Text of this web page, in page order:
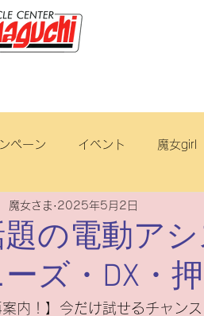
ペーン イベント 魔女girl
試乗車 オフロード
ィールド ブリヂストンサイクル
の電動ア
ズ・DX・
魔女さま 2025年5月2日
案内！】今だけ試せるチャン